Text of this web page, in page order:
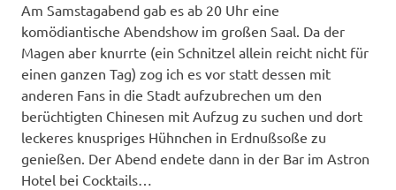
Am Samstagabend gab es ab 20 Uhr eine
komödiantische Abendshow im großen Saal. Da der
Magen aber knurrte (ein Schnitzel allein reicht nicht für
einen ganzen Tag) zog ich es vor statt dessen mit
anderen Fans in die Stadt aufzubrechen um den
berüchtigten Chinesen mit Aufzug zu suchen und dort
leckeres knuspriges Hühnchen in Erdnußsoße zu
genießen. Der Abend endete dann in der Bar im Astron
Hotel bei Cocktails…